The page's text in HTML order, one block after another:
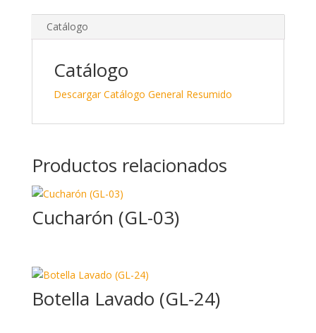
k
e
n
e
b
o
m
p
Catálogo
Catálogo
Descargar Catálogo General Resumido
Productos relacionados
Cucharón (GL-03)
Botella Lavado (GL-24)